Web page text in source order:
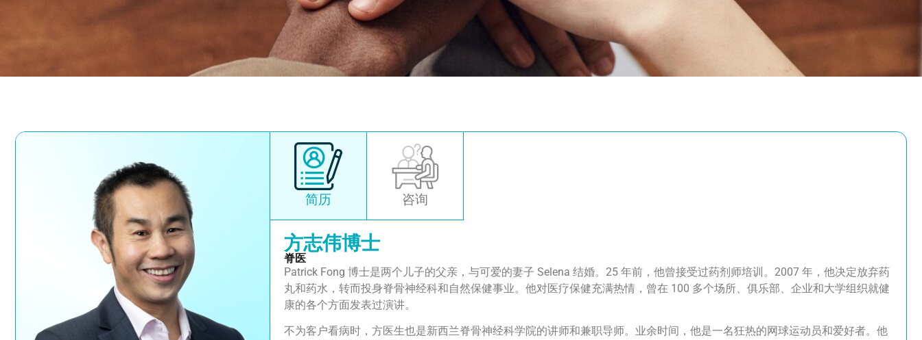
简历 咨询
方志伟博士
脊医
Patrick Fong 博士是两个儿子的父亲，与可爱的妻子 Selena 结婚。25 年前，他曾接受过药剂师培训。2007 年，他决定放弃药
丸和药水，转而投身脊骨神经科和自然保健事业。他对医疗保健充满热情，曾在 100 多个场所、俱乐部、企业和大学组织就健
康的各个方面发表过演讲。
不为客户看病时，方医生也是新西兰脊骨神经科学院的讲师和兼职导师。业余时间，他是一名狂热的网球运动员和爱好者。他